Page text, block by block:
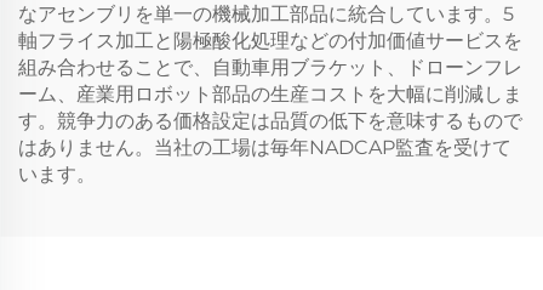
なアセンブリを単一の機械加工部品に統合しています。5
軸フライス加工と陽極酸化処理などの付加価値サービスを
組み合わせることで、自動車用ブラケット、ドローンフレ
ーム、産業用ロボット部品の生産コストを大幅に削減しま
す。競争力のある価格設定は品質の低下を意味するもので
はありません。当社の工場は毎年NADCAP監査を受けて
います。